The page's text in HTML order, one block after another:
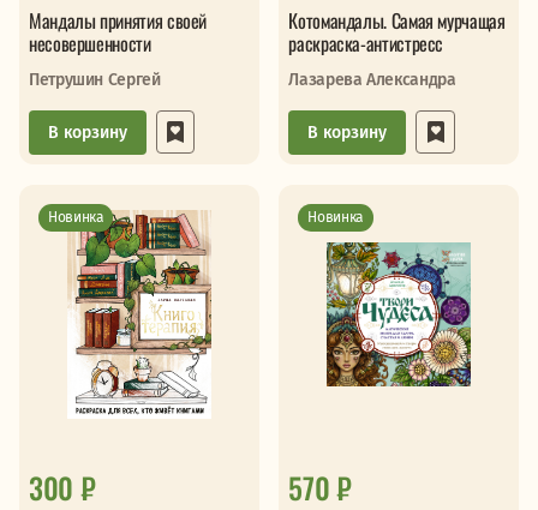
Мандалы принятия своей
несовершенности
Петрушин Сергей
В корзину
Котомандалы. Самая мурчащая
раскраска-антистресс
Лазарева Александра
В корзину
Новинка
300 ₽
Новинка
570 ₽